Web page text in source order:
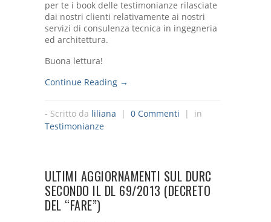
per te i book delle testimonianze rilasciate
dai nostri clienti relativamente ai nostri
servizi di consulenza tecnica in ingegneria
ed architettura.
Buona lettura!
Continue Reading →
- Scritto da liliana | 0 Commenti | in
Testimonianze
ULTIMI AGGIORNAMENTI SUL DURC
SECONDO IL DL 69/2013 (DECRETO
DEL “FARE”)